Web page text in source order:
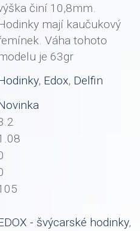
činí 10,8mm.
mají kaučukový
Váha tohoto
je 63gr
, Edox, Delfin
- švýcarské hodinky,